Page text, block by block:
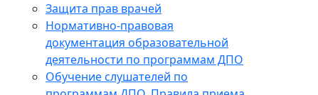
Защита прав врачей
Нормативно-правовая
документация образовательной
деятельности по программам ДПО
Обучение слушателей по